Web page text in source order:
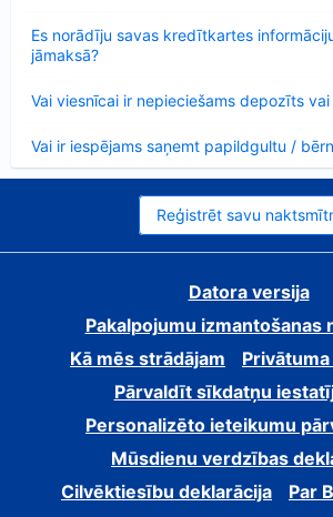
Es norādīju savas kredītkartes
jāmaksā?
Vai viesnīcai ir nepieciešams depozīts
Vai ir iespējams saņemt papildgultu /
Reģistrēt savu
Datora versija
Pakalpojumu izmantošanas
Kā mēs strādājam
Pārvaldīt sīkdatņu
Personalizēto ieteikumu
Mūsdienu verdzības
Cilvēktiesību deklarācija
Par